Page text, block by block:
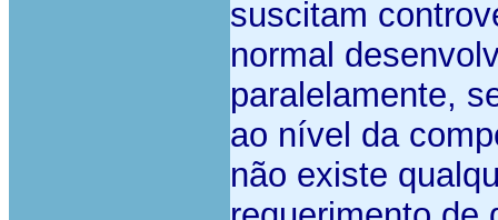
suscitam
normal
paralelamente,
ao nível da
não existe